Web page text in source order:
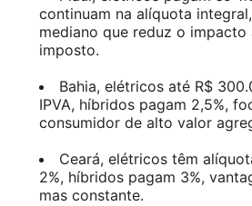
continuam na alíquota
mediano que reduz o impacto
imposto.
Bahia, elétricos até R$
IPVA, híbridos pagam 2,5%,
consumidor de alto valor
Ceará, elétricos têm
2%, híbridos pagam 3%,
mas constante.